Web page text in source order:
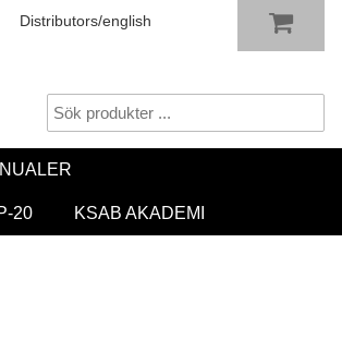
Distributors/english
20 KSAB AKADEMI